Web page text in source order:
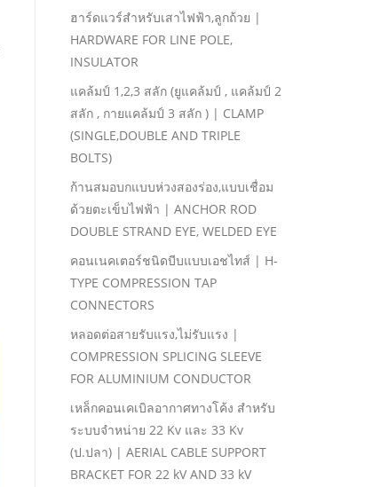
ฮาร์ดแวร์สําหรับเสาไฟฟ้า,ลูกถ้วย |
HARDWARE FOR LINE POLE,
INSULATOR
แคล้มป์ 1,2,3 สลัก (ยูแคล้มป์ , แคล้มป์ 2
สลัก , กายแคล้มป์ 3 สลัก ) | CLAMP
(SINGLE,DOUBLE AND TRIPLE
BOLTS)
ก้านสมอบกแบบห่วงสองร่อง,แบบเชื่อม
ด้วยตะเข็บไฟฟ้า | ANCHOR ROD
DOUBLE STRAND EYE, WELDED EYE
คอนเนคเตอร์ชนิดบีบแบบเอชไทส์ | H-
TYPE COMPRESSION TAP
CONNECTORS
หลอดต่อสายรับแรง,ไม่รับแรง |
COMPRESSION SPLICING SLEEVE
FOR ALUMINIUM CONDUCTOR
เหล็กคอนเคเบิลอากาศทางโค้ง สําหรับ
ระบบจําหน่าย 22 Kv และ 33 Kv
(ป.ปลา) | AERIAL CABLE SUPPORT
BRACKET FOR 22 kV AND 33 kV